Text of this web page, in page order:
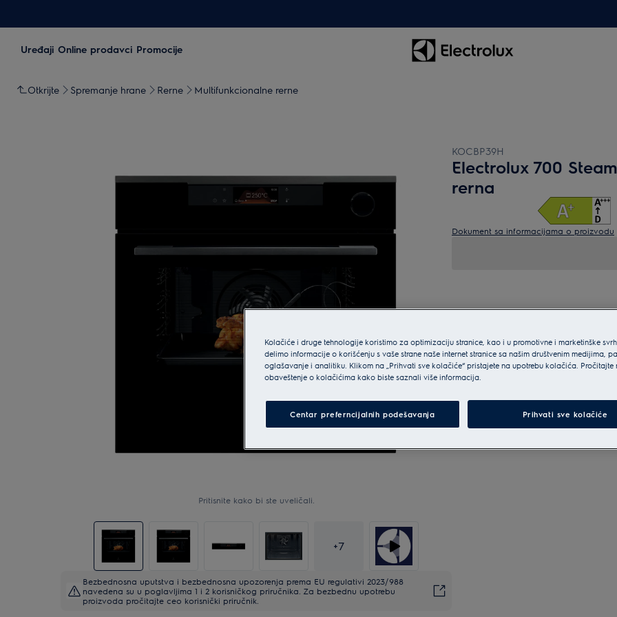
Uređaji Online prodavci Promocije
Otkrijte Spremanje hrane Rerne Multifunkcionalne rerne
Pritisnite kako bi ste uveličali.
+7
Bezbednosna uputstva i bezbednosna upozorenja prema EU regulativi 2023/988
navedena su u poglavljima 1 i 2 korisničkog priručnika. Za bezbednu upotrebu
proizvoda pročitajte ceo korisnički priručnik.
KOCBP39H
Electrolux 700
rerna
Dokument sa informacijama o proizvodu
Kolačiće i druge tehnologije koristimo za optimizaciju stranice, kao i u promotivne i marketinške
delimo informacije o korišćenju s vaše strane naše internet stranice sa našim društvenim medijima,
oglašavanje i analitiku. Klikom na „Prihvati sve kolačiće“ pristajete na upotrebu kolačića. Pročitajte
obaveštenje o kolačićima kako biste saznali više informacija.
Centar preferncijalnih podešavanja Prihvati sve kolačiće